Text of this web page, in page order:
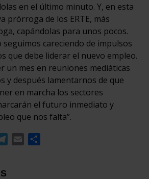
en el último minuto. Y, en esta
prórroga de los ERTE, más
capándolas para unos pocos.
careciendo de impulsos
que debe liderar el nuevo empleo.
un mes en reuniones mediáticas
y después lamentarnos de que
en marcha los sectores
el futuro inmediato y
que nos falta”.
Telegram
Email